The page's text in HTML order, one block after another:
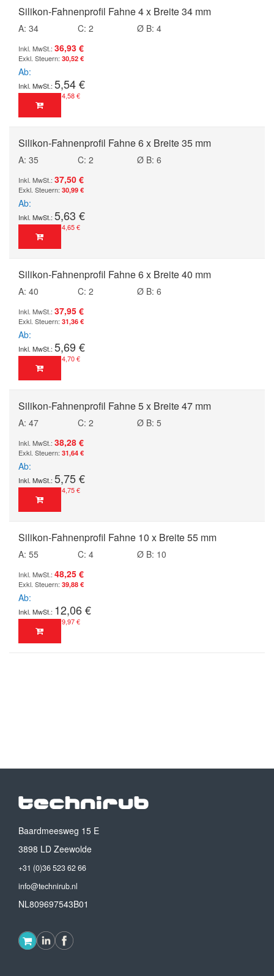
Silikon-Fahnenprofil Fahne 4 x Breite 34 mm
A: 34 C: 2
Ø B: 4
36,93 €
30,52 €
Ab
5,54 €
4,58 €
Silikon-Fahnenprofil Fahne 6 x Breite 35 mm
A: 35 C: 2
Ø B: 6
37,50 €
30,99 €
Ab
5,63 €
4,65 €
Silikon-Fahnenprofil Fahne 6 x Breite 40 mm
A: 40 C: 2
Ø B: 6
37,95 €
31,36 €
Ab
5,69 €
4,70 €
Silikon-Fahnenprofil Fahne 5 x Breite 47 mm
A: 47 C: 2
Ø B: 5
38,28 €
31,64 €
Ab
5,75 €
4,75 €
Silikon-Fahnenprofil Fahne 10 x Breite 55 mm
A: 55 C: 4
Ø B: 10
48,25 €
39,88 €
Ab
12,06 €
9,97 €
Baardmeesweg 15 E
3898 LD Zeewolde
+31 (0)36 523 62 66
info@technirub.nl
NL809697543B01